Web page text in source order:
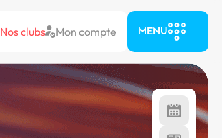
Nos clubs Mon compte MENU